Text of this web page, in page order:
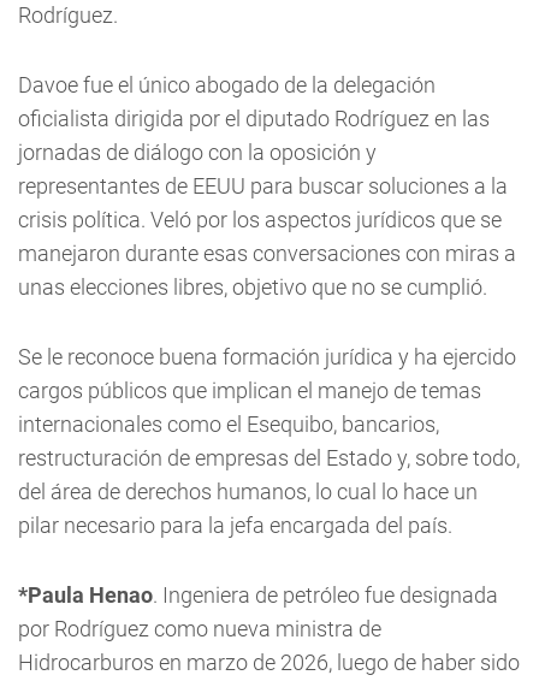
Rodríguez.
Davoe fue el único abogado de la delegación
oficialista dirigida por el diputado Rodríguez en las
jornadas de diálogo con la oposición y
representantes de EEUU para buscar soluciones a la
crisis política. Veló por los aspectos jurídicos que se
manejaron durante esas conversaciones con miras a
unas elecciones libres, objetivo que no se cumplió.
Se le reconoce buena formación jurídica y ha ejercido
cargos públicos que implican el manejo de temas
internacionales como el Esequibo, bancarios,
restructuración de empresas del Estado y, sobre todo,
del área de derechos humanos, lo cual lo hace un
pilar necesario para la jefa encargada del país.
*Paula Henao. Ingeniera de petróleo fue designada
por Rodríguez como nueva ministra de
Hidrocarburos en marzo de 2026, luego de haber sido